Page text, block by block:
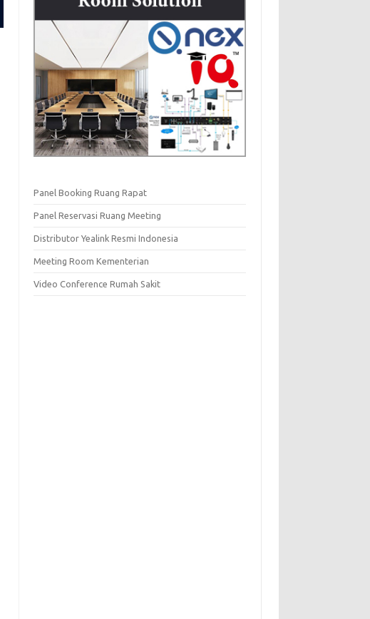
Panel Booking Ruang Rapat
Panel Reservasi Ruang Meeting
Distributor Yealink Resmi Indonesia
Meeting Room Kementerian
Video Conference Rumah Sakit